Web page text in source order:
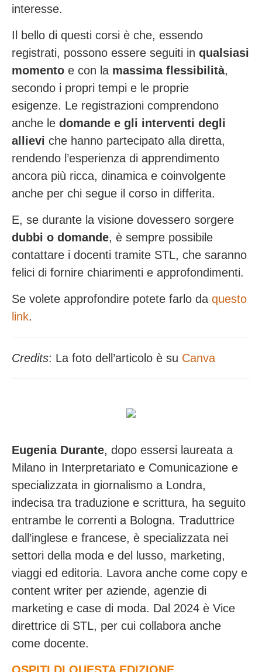
interesse.
Il bello di questi corsi è che, essendo
registrati, possono essere seguiti in qualsiasi
momento e con la massima flessibilità,
secondo i propri tempi e le proprie
esigenze. Le registrazioni comprendono
anche le domande e gli interventi degli
allievi che hanno partecipato alla diretta,
rendendo l’esperienza di apprendimento
ancora più ricca, dinamica e coinvolgente
anche per chi segue il corso in differita.
E, se durante la visione dovessero sorgere
dubbi o domande, è sempre possibile
contattare i docenti tramite STL, che saranno
felici di fornire chiarimenti e approfondimenti.
Se volete approfondire potete farlo da questo
link.
Credits: La foto dell’articolo è su Canva
Eugenia Durante, dopo essersi laureata a
Milano in Interpretariato e Comunicazione e
specializzata in giornalismo a Londra,
indecisa tra traduzione e scrittura, ha seguito
entrambe le correnti a Bologna. Traduttrice
dall’inglese e francese, è specializzata nei
settori della moda e del lusso, marketing,
viaggi ed editoria. Lavora anche come copy e
content writer per aziende, agenzie di
marketing e case di moda. Dal 2024 è Vice
direttrice di STL, per cui collabora anche
come docente.